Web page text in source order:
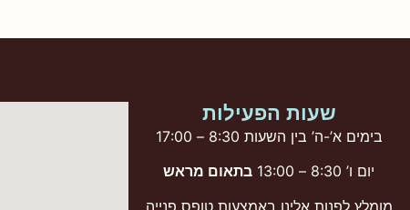
שעות הפעילות
בימים א’-ה’ בין השעות 8:30 – 17:00
יום ו’ 8:30 – 13:00
בתאום מראש
מומלץ לפנות אלינו באמצעות טופס פנייה